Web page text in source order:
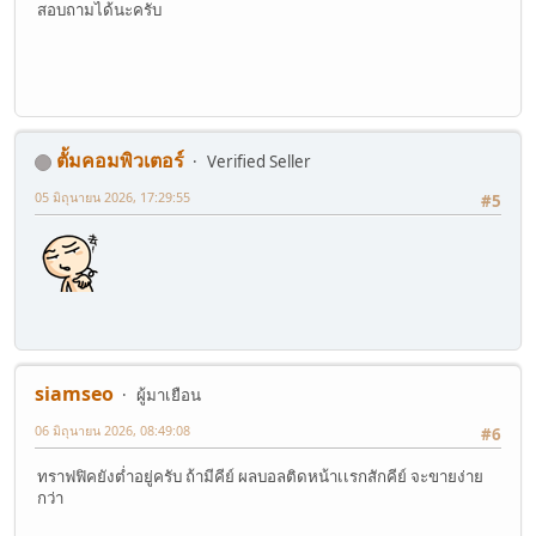
สอบถามได้นะครับ
ตั้มคอมพิวเตอร์
Verified Seller
#5
05 มิถุนายน 2026, 17:29:55
siamseo
ผู้มาเยือน
#6
06 มิถุนายน 2026, 08:49:08
ทราฟฟิคยังต่ำอยู่ครับ ถ้ามีคีย์ ผลบอลติดหน้าเเรกสักคีย์ จะขายง่าย
กว่า